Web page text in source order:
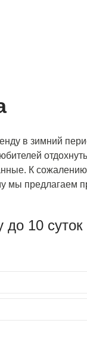
в зимний
К
мы предлагаем
до 10 суток